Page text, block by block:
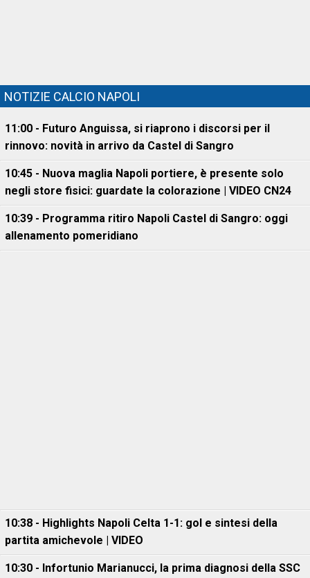
NOTIZIE CALCIO NAPOLI
11:00 - Futuro Anguissa, si riaprono i discorsi per il
rinnovo: novità in arrivo da Castel di Sangro
10:45 - Nuova maglia Napoli portiere, è presente solo
negli store fisici: guardate la colorazione | VIDEO CN24
10:39 - Programma ritiro Napoli Castel di Sangro: oggi
allenamento pomeridiano
10:38 - Highlights Napoli Celta 1-1: gol e sintesi della
partita amichevole | VIDEO
10:30 - Infortunio Marianucci, la prima diagnosi della SSC